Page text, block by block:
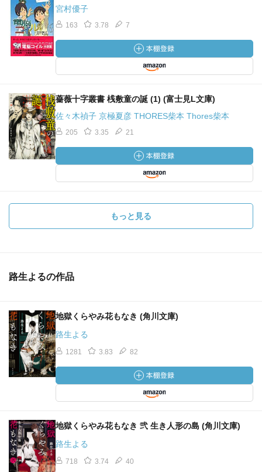
宮村優子
163 3.78 7
薔薇十字叢書 桟敷童の誕 (1) (富士見L文庫)
佐々木禎子 京極夏彦 THORES柴本 Thores柴本
205 3.35 21
もっと見る
路生よるの作品
地獄くらやみ花もなき (角川文庫)
路生よる
1281 3.83 82
地獄くらやみ花もなき 弐 生き人形の島 (角川文庫)
路生よる
718 3.74 40